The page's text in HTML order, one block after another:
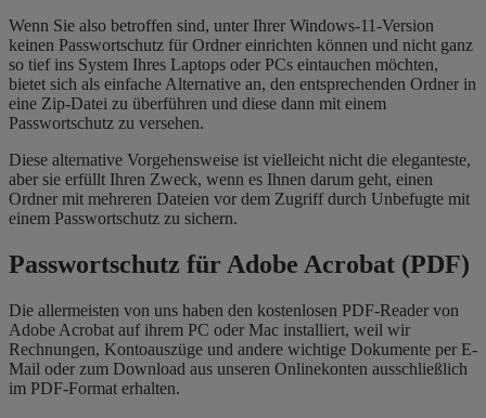
Wenn Sie also betroffen sind, unter Ihrer Windows-11-Version
keinen Passwortschutz für Ordner einrichten können und nicht ganz
so tief ins System Ihres Laptops oder PCs eintauchen möchten,
bietet sich als einfache Alternative an, den entsprechenden Ordner in
eine Zip-Datei zu überführen und diese dann mit einem
Passwortschutz zu versehen.
Diese alternative Vorgehensweise ist vielleicht nicht die eleganteste,
aber sie erfüllt Ihren Zweck, wenn es Ihnen darum geht, einen
Ordner mit mehreren Dateien vor dem Zugriff durch Unbefugte mit
einem Passwortschutz zu sichern.
Passwortschutz für Adobe Acrobat (PDF)
Die allermeisten von uns haben den kostenlosen PDF-Reader von
Adobe Acrobat auf ihrem PC oder Mac installiert, weil wir
Rechnungen, Kontoauszüge und andere wichtige Dokumente per E-
Mail oder zum Download aus unseren Onlinekonten ausschließlich
im PDF-Format erhalten.